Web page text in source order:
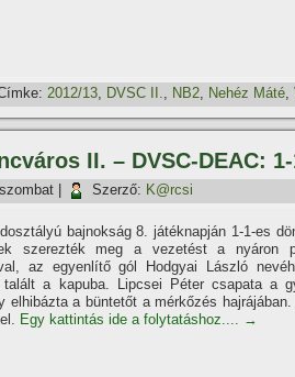
2012/13, DVSC II., NB2, Nehéz Máté,
II. – DVSC-DEAC:
Szerző: K@rcsi
bajnokság 8. játéknapján 1-1-es
szerezték meg a vezetést a nyáron
az egyenlí­tő gól Hodgyai László
talált a kapuba. Lipcsei Péter csapata a
elhibázta a büntetőt a mérkőzés
Egy kattintás ide a folytatáshoz.... →